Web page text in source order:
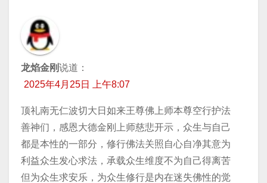
龙焰金刚说道：
2025年4月25日 上午8:07
顶礼南无仁波切大日如来王尊佛上师本尊空行护法
善神们，感恩大德金刚上师慈悲开示，众生与自己
都是本性的一部分，修行佛法关照自心自净其意为
利益众生发心求法，承载众生维度不为自己得离苦
但为众生求安乐，为众生修行是内在迷失佛性的觉